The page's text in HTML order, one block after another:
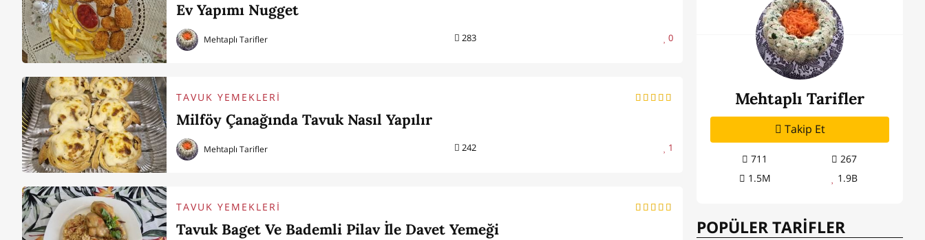
Ev Yapımı Nugget
283 0
Mehtaplı Tarifler
TAVUK YEMEKLERİ
Milföy Çanağında Tavuk Nasıl Yapılır
242 1
Mehtaplı Tarifler
TAVUK YEMEKLERİ
Tavuk Baget Ve Bademli Pilav İle Davet Yemeği
Mehtaplı Tarifler
Takip Et
711
267
1.5M
1.9B
POPÜLER TARİFLER